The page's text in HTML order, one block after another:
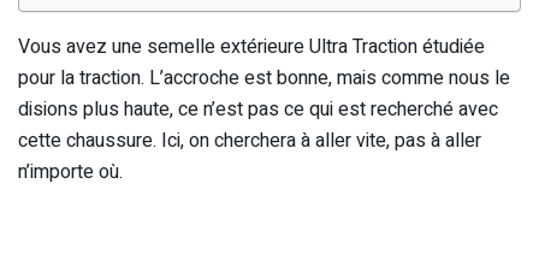
Vous avez une semelle extérieure Ultra Traction étudiée
pour la traction. L’accroche est bonne, mais comme nous le
disions plus haute, ce n’est pas ce qui est recherché avec
cette chaussure. Ici, on cherchera à aller vite, pas à aller
n’importe où.